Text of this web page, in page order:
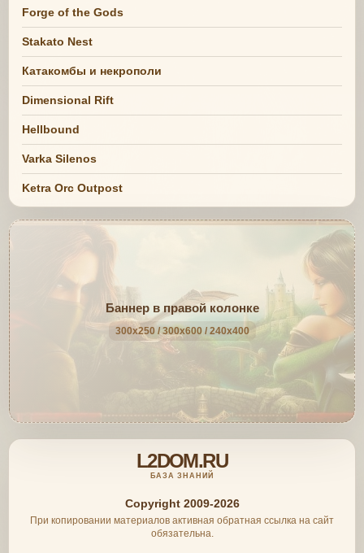
Forge of the Gods
Stakato Nest
Катакомбы и некрополи
Dimensional Rift
Hellbound
Varka Silenos
Ketra Orc Outpost
Баннер в правой колонке
300x250 / 300x600 / 240x400
L2DOM.RU
БАЗА ЗНАНИЙ
Copyright 2009-2026
При копировании материалов активная обратная ссылка на сайт
обязательна.